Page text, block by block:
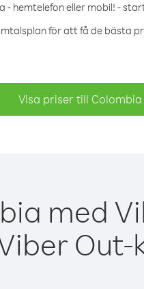
- hemtelefon eller mobil! -
för att få de bästa
Visa priser till Colombia
med